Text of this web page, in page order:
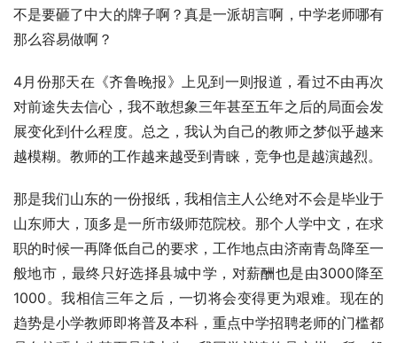
不是要砸了中大的牌子啊？真是一派胡言啊，中学老师哪有
那么容易做啊？
4月份那天在《齐鲁晚报》上见到一则报道，看过不由再次
对前途失去信心，我不敢想象三年甚至五年之后的局面会发
展变化到什么程度。总之，我认为自己的教师之梦似乎越来
越模糊。教师的工作越来越受到青睐，竞争也是越演越烈。
那是我们山东的一份报纸，我相信主人公绝对不会是毕业于
山东师大，顶多是一所市级师范院校。那个人学中文，在求
职的时候一再降低自己的要求，工作地点由济南青岛降至一
般地市，最终只好选择县城中学，对薪酬也是由3000降至
1000。我相信三年之后，一切将会变得更为艰难。现在的
趋势是小学教师即将普及本科，重点中学招聘老师的门槛都